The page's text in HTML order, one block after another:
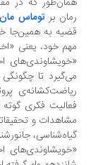
برتوماس مان
به همین‌جا ختم
خود، یعنی «اخلاق
تا چگونگی
فکری گوته تنها
و تحقیقاتی در
جانورشناسی